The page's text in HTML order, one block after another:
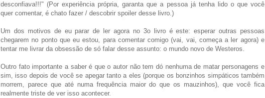
desconfiava!!!" (Por experiência própria, garanta que a pessoa já tenha lido o que você
quer comentar, é chato fazer / descobrir spoiler desse livro.)
Um dos motivos de eu parar de ler agora no 3o livro é este: esperar outras pessoas
chegarem no ponto que eu estou, para comentar comigo (vai, vai, começa a ler agora) e
tentar me livrar da obsessão de só falar desse assunto: o mundo novo de Westeros.
Outro fato importante a saber é que o autor não tem dó nenhuma de matar personagens e
sim, isso depois de você se apegar tanto a eles (porque os bonzinhos simpáticos também
morrem, parece que até numa frequência maior do que os mauzinhos), que você fica
realmente triste de ver isso acontecer.